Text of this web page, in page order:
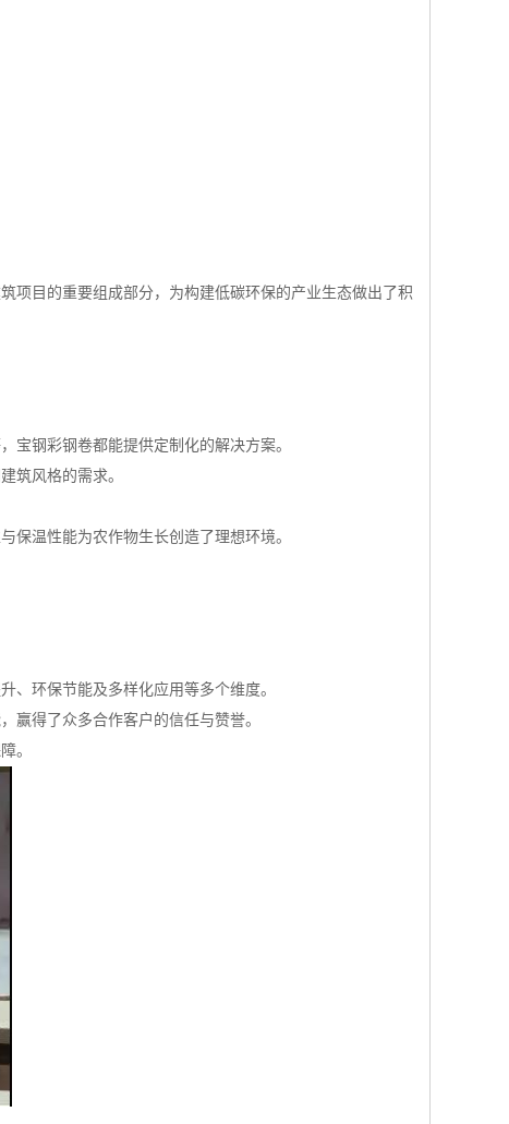
项目的重要组成部分，为构建低碳环保的产业生态做出了积
宝钢彩钢卷都能提供定制化的解决方案。
筑风格的需求。
保温性能为农作物生长创造了理想环境。
、环保节能及多样化应用等多个维度。
赢得了众多合作客户的信任与赞誉。
。